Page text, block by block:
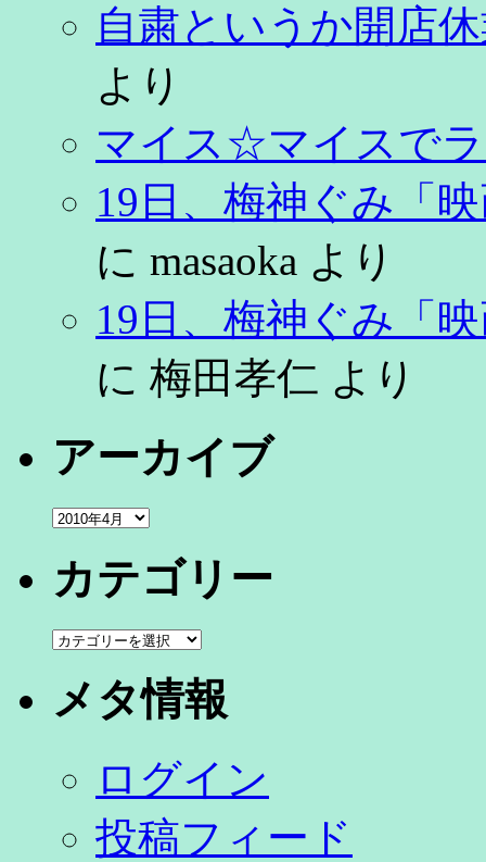
自粛というか開店
より
マイス☆マイスで
19日、梅神ぐみ「
に masaoka より
19日、梅神ぐみ「
に 梅田孝仁 より
アーカイブ
ア
イ
カテゴリー
カ
リ
メタ情報
ログイン
投稿フィード